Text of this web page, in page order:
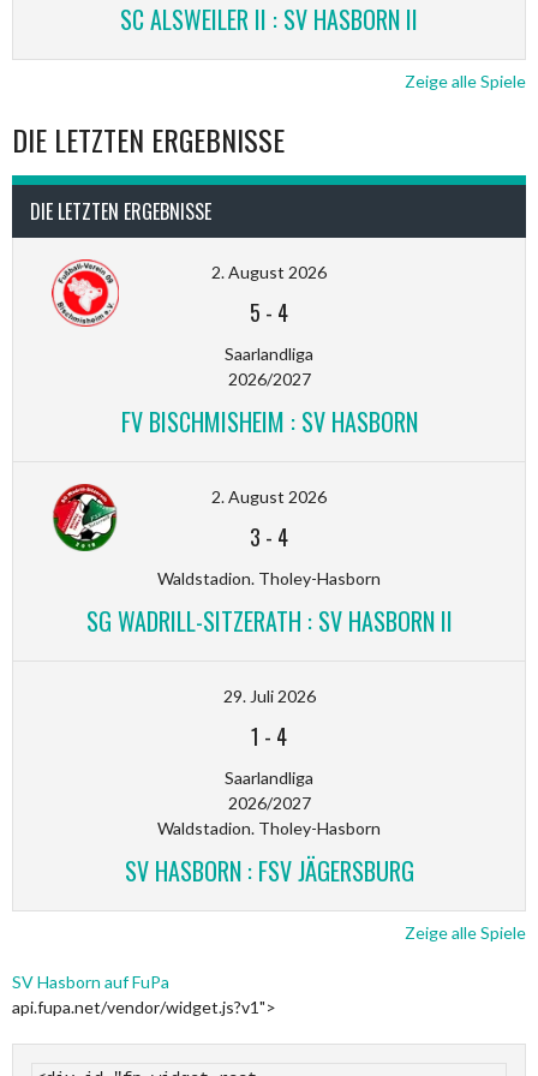
SC ALSWEILER II : SV HASBORN II
Zeige alle Spiele
DIE LETZTEN ERGEBNISSE
DIE LETZTEN ERGEBNISSE
2. August 2026
5 - 4
Saarlandliga
2026/2027
FV BISCHMISHEIM : SV HASBORN
2. August 2026
3 - 4
Waldstadion. Tholey-Hasborn
SG WADRILL-SITZERATH : SV HASBORN II
29. Juli 2026
1 - 4
Saarlandliga
2026/2027
Waldstadion. Tholey-Hasborn
SV HASBORN : FSV JÄGERSBURG
Zeige alle Spiele
SV Hasborn auf FuPa
api.fupa.net/vendor/widget.js?v1">